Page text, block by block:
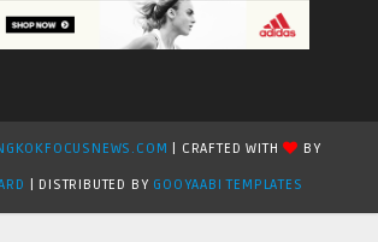
| CRAFTED WITH
BY
| DISTRIBUTED BY GOOYAABI TEMPLATES